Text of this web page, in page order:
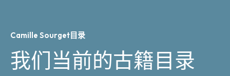
Camille Sourget目录
我们当前的古籍目录